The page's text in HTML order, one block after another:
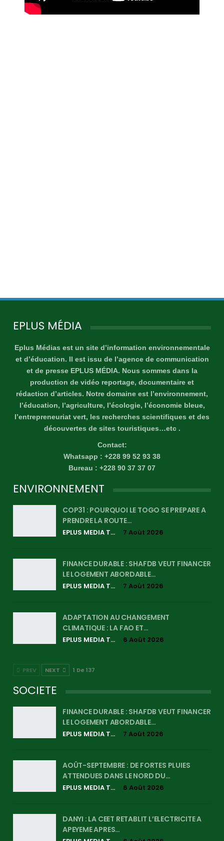
EPLUS MÉDIA
Eplus Médias est un site d’information environnementale
et d’éducation. Il est issu de l’agence de communication
et de presse EPLUS MÉDIA. Nous sommes dans la
production de vidéo reportage, documentaire et
rédaction d’articles. Notre domaine est l’environnement,
l’éducation, l’agriculture, l’écologie, l’économie bleue,
l’entrepreneuriat vert, les recherches scientifiques et des
découvertes de sites touristiques…etc .
Contact:
Whatsapp : +228 99 52 93 38
Bureau : +228 90 37 37 07
ENVIRONNEMENT
COP31 : POURQUOI LE TOGO SE PREPARE A
PRENDRE LA ROUTE…
EPLUS MEDIA TV 7 Août 2026
FINANCE DURABLE : SHAFDB VEUT FINANCER
LE LOGEMENT ABORDABLE…
EPLUS MEDIA TV 7 Août 2026
ADAPTATION AU CHANGEMENT
CLIMATIQUE : LA FAO ET…
EPLUS MEDIA TV 6 Août 2026
PREV NEXT 1 De 137
SOCIETE
FINANCE DURABLE : SHAFDB VEUT FINANCER
LE LOGEMENT ABORDABLE…
EPLUS MEDIA TV 7 Août 2026
AOÛT-SEPTEMBRE : DE FORTES PLUIES
ATTENDUES DANS LE NORD DU…
EPLUS MEDIA TV 6 Août 2026
DANYI : LA CEET RETABLIT L’ELECTRICITE A
APEYEME APRES…